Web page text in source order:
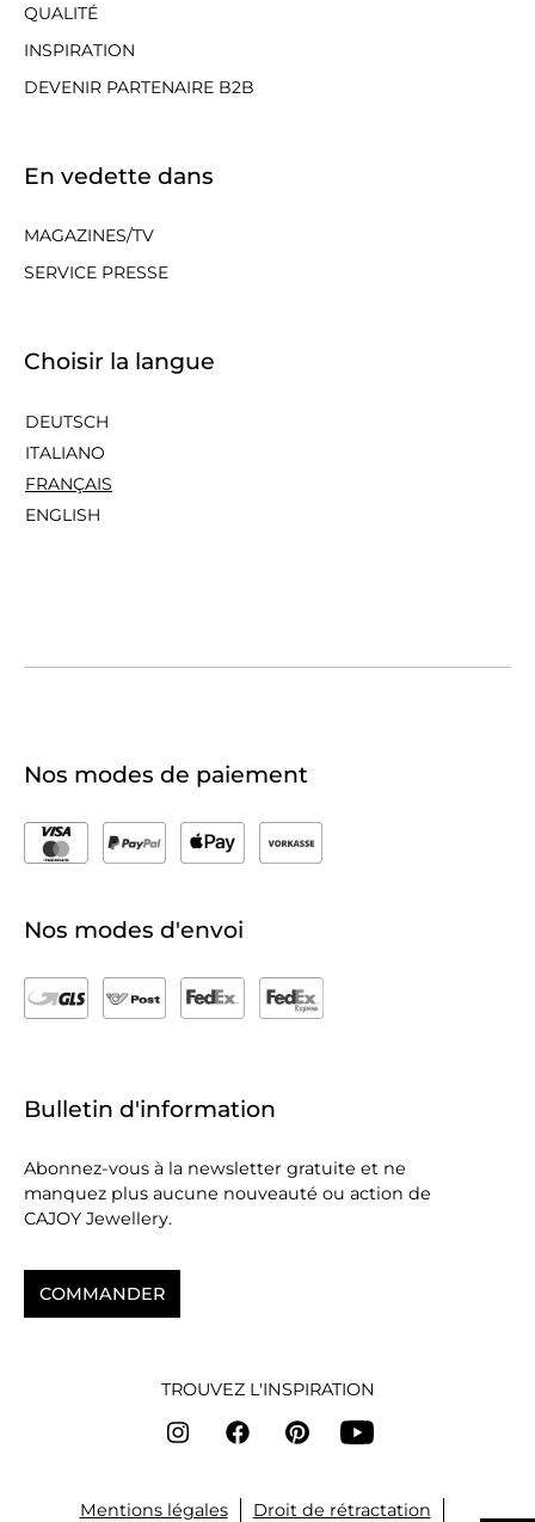
QUALITÉ
INSPIRATION
DEVENIR PARTENAIRE B2B
En vedette dans
MAGAZINES/TV
SERVICE PRESSE
Choisir la langue
DEUTSCH
ITALIANO
FRANÇAIS
ENGLISH
Nos modes de paiement
Nos modes d'envoi
Bulletin d'information
Abonnez-vous à la newsletter gratuite et ne
manquez plus aucune nouveauté ou action de
CAJOY Jewellery.
COMMANDER
TROUVEZ L'INSPIRATION
Mentions légales Droit de rétractation